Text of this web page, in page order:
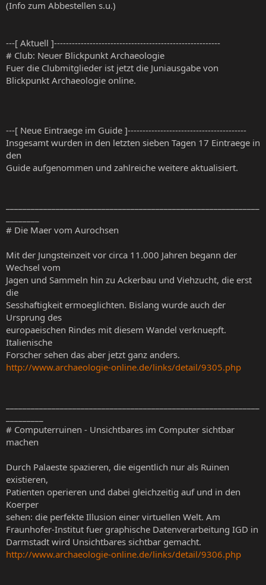
(Info zum Abbestellen s.u.)
---[ Aktuell ]--------------------------------------------------------
# Club: Neuer Blickpunkt Archaeologie
Fuer die Clubmitglieder ist jetzt die Juniausgabe von
Blickpunkt Archaeologie online.
---[ Neue Eintraege im Guide ]----------------------------------------
Insgesamt wurden in den letzten sieben Tagen 17 Eintraege in
den
Guide aufgenommen und zahlreiche weitere aktualisiert.
# Die Maer vom Aurochsen
Mit der Jungsteinzeit vor circa 11.000 Jahren begann der
Wechsel vom
Jagen und Sammeln hin zu Ackerbau und Viehzucht, die erst
die
Sesshaftigkeit ermoeglichten. Bislang wurde auch der
Ursprung des
europaeischen Rindes mit diesem Wandel verknuepft.
Italienische
Forscher sehen das aber jetzt ganz anders.
http://www.archaeologie-online.de/links/detail/9305.php
# Computerruinen - Unsichtbares im Computer sichtbar
machen
Durch Palaeste spazieren, die eigentlich nur als Ruinen
existieren,
Patienten operieren und dabei gleichzeitig auf und in den
Koerper
sehen: die perfekte Illusion einer virtuellen Welt. Am
Fraunhofer-Institut fuer graphische Datenverarbeitung IGD in
Darmstadt wird Unsichtbares sichtbar gemacht.
http://www.archaeologie-online.de/links/detail/9306.php